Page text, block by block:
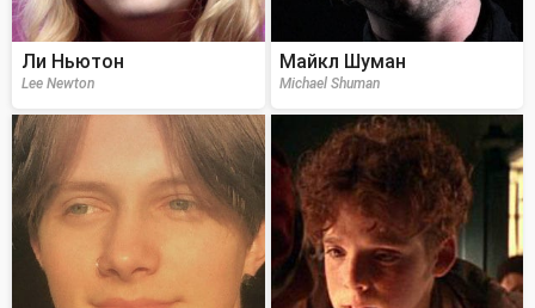
Ли Ньютон
Lee Newton
Майкл Шуман
Michael Shuman